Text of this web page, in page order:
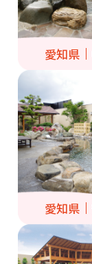
愛知県
愛知県